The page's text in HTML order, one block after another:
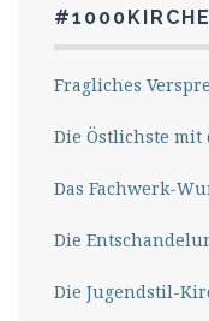
Fragliches
Die Östlichste mit
Das Fachwerk-
Die
Die Jugendstil-